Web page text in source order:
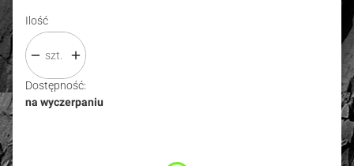
Ilość
szt.
Dostępność:
na wyczerpaniu